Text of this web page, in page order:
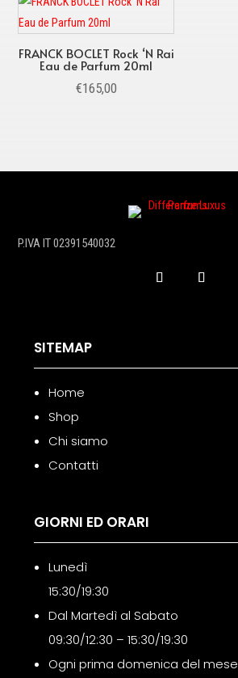
FRANCK BOCLET Rock ‘N Rai
Eau de Parfum 20ml
€165,00
P.IVA IT 02391540032
SITEMAP
Home
Shop
Chi siamo
Contatti
GIORNI ED ORARI
Lunedì
15:30/19:30
Dal Martedì al Sabato
09:30/12:30 – 15:30/19:30
Ogni prima domenica del mese